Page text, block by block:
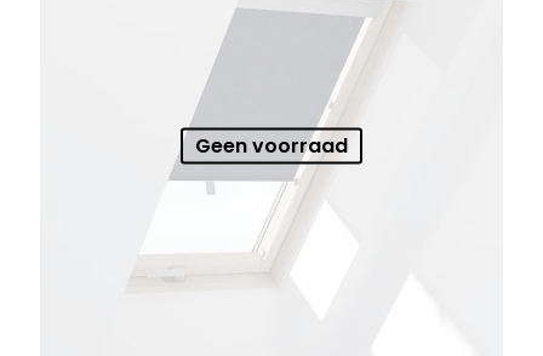
Geen voorraad